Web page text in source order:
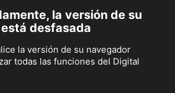
la versión de su
desfasada
la versión de su navegador
todas las funciones del Digital